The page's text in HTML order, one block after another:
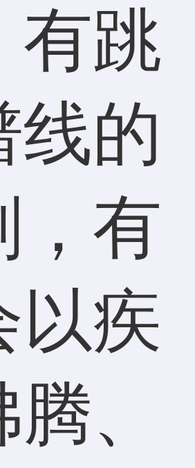
有跳
线的
，有
以疾
、